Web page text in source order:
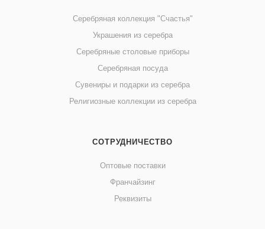
Серебряная коллекция "Счастья"
Украшения из серебра
Серебряные столовые приборы
Серебряная посуда
Сувениры и подарки из серебра
Религиозные коллекции из серебра
СОТРУДНИЧЕСТВО
Оптовые поставки
Франчайзинг
Реквизиты